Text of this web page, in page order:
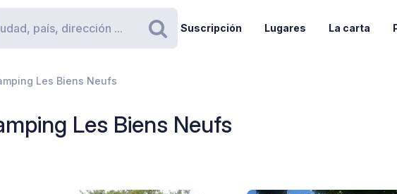
Buscar
Suscripción Lugares La carta
Les Biens Neufs
Les Biens Neufs